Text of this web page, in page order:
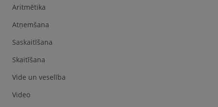
Aritmētika
Atņemšana
Saskaitīšana
Skaitīšana
Vide un veselība
Video